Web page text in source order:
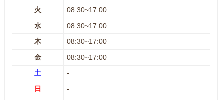
火
08:30~17:00
水
08:30~17:00
木
08:30~17:00
金
08:30~17:00
土
-
日
-